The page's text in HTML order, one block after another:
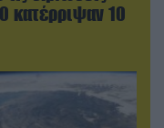
κατέρριψαν 10